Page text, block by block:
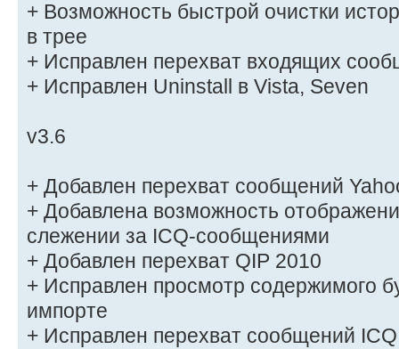
+ Возможность быстрой очистки
в трее
+ Исправлен перехват входящих
+ Исправлен Uninstall в Vista, Seven
v3.6
+ Добавлен перехват сообщений
+ Добавлена возможность
слежении за ICQ-сообщениями
+ Добавлен перехват QIP 2010
+ Исправлен просмотр содержимого
импорте
+ Исправлен перехват сообщений